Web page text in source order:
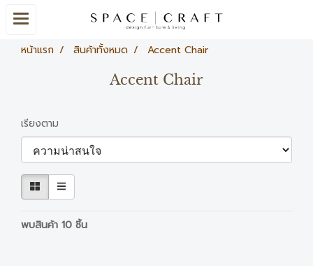
หน้าแรก สินค้าทั้งหมด Accent Chair
Accent Chair
เรียงตาม
พบสินค้า 10 ชิ้น